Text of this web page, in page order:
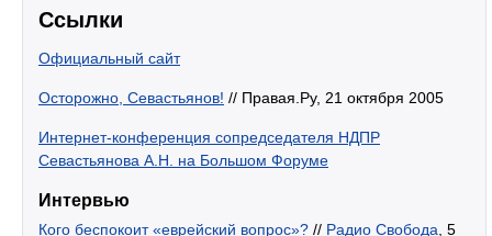
Ссылки
Официальный сайт
Осторожно, Севастьянов! // Правая.Ру, 21 октября 2005
Интернет-конференция сопредседателя НДПР
Севастьянова А.Н. на Большом Форуме
Интервью
Кого беспокоит «еврейский вопрос»? // Радио Свобода , 5